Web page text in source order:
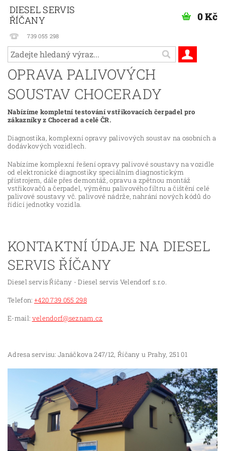
DIESEL SERVIS
ŘÍČANY
739 055 298
0 Kč
OPRAVA PALIVOVÝCH
SOUSTAV CHOCERADY
Nabízíme kompletní testování vstřikovacích čerpadel pro
zákazníky z Chocerad a celé ČR.
Diagnostika, komplexní opravy palivových soustav na osobních a
dodávkových vozidlech.
Nabízíme komplexní řešení opravy palivové soustavy na vozidle
od elektronické diagnostiky speciálním diagnostickým
přístrojem, dále přes demontáž, opravu a zpětnou montáž
vstřikovačů a čerpadel, výměnu palivového filtru a čištění celé
palivové soustavy vč. palivové nádrže, nahrání nových kódů do
řídící jednotky vozidla.
KONTAKTNÍ ÚDAJE NA DIESEL
SERVIS ŘÍČANY
Diesel servis Říčany - Diesel servis Velendorf s.r.o.
Telefon: +420 739 055 298
E-mail: velendorf@seznam.cz
Adresa servisu: Janáčkova 247/12, Říčany u Prahy, 251 01